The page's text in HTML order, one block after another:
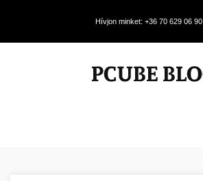
Hívjon minket: +36 70 629 06 90